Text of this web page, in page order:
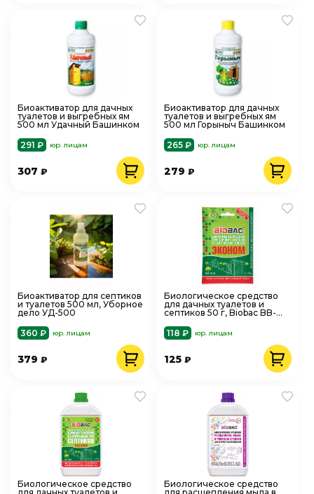
Биоактиватор для дачных
туалетов и выгребных ям
500 мл Удачный Башинком
291 ₽
юр. лицам
307 ₽
Биоактиватор для дачных
туалетов и выгребных ям
500 мл Горыныч Башинком
265 ₽
юр. лицам
279₽
Биоактиватор для септиков
и туалетов 500 мл, Уборное
дело УД-500
360 ₽
юр. лицам
379 ₽
Биологическое средство
для дачных туалетов и
септиков 50 г, Biobac BB-
118 ₽
юр. лицам
125₽
Биологическое средство
Биологическое средство